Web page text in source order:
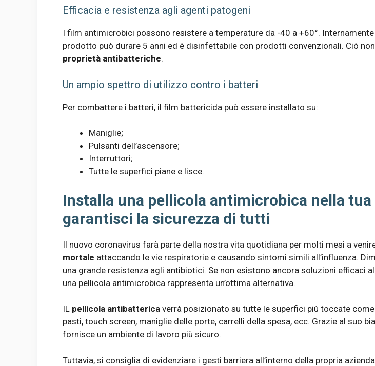
Efficacia e resistenza agli agenti patogeni
I film antimicrobici possono resistere a temperature da -40 a +60°.
prodotto può durare 5 anni ed è disinfettabile con prodotti convenzionali. Ciò
proprietà antibatteriche.
Un ampio spettro di utilizzo contro i batteri
Per combattere i batteri, il film battericida può essere installato su:
Maniglie;
Pulsanti dell’ascensore;
Interruttori;
Tutte le superfici piane e lisce.
Installa una pellicola antimicrobica nella
garantisci la sicurezza di tutti
Il nuovo coronavirus farà parte della nostra vita quotidiana per molti mesi a
mortale attaccando le vie respiratorie e causando sintomi simili all’influenza.
una grande resistenza agli antibiotici. Se non esistono ancora soluzioni efficaci al
una pellicola antimicrobica rappresenta un’ottima alternativa.
IL pellicola antibatterica verrà posizionato su tutte le superfici più toccate
pasti, touch screen, maniglie delle porte, carrelli della spesa, ecc. Grazie al suo
fornisce un ambiente di lavoro più sicuro.
Tuttavia, si consiglia di evidenziare i gesti barriera all’interno della propria